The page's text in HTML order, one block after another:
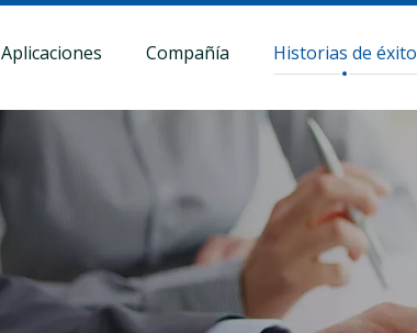
Aplicaciones Compañía Historias de éxito